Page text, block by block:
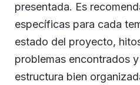
presentada. Es
específicas para cada
estado del proyecto,
problemas encontrados
estructura bien